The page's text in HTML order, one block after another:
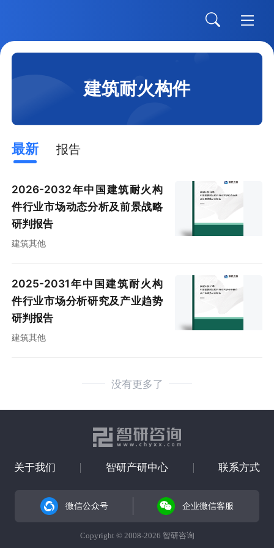
建筑耐火构件
最新 报告
2026-2032年中国建筑耐火构
件行业市场动态分析及前景战略
研判报告
建筑其他
2025-2031年中国建筑耐火构
件行业市场分析研究及产业趋势
研判报告
建筑其他
没有更多了
关于我们 智研产研中心 联系方式
微信公众号 企业微信客服
Copyright © 2008-2026 智研咨询